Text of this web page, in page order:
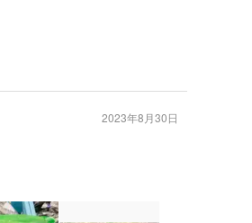
2023年8月30日